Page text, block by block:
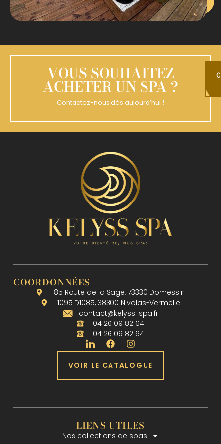
VOUS SOUHAITEZ
ACHETER UN SPA ?
Contactez-nous dès aujourd’hui !
LIENS UTILES
Nos collections de spas
COORDONNÉES
185 Route de la Sage, 73330 Domessin
1095 D1085, 38300 Nivolas-Vermelle
contact@kelyss-spa.fr
04 26 09 82 64
04 26 09 82 64
VOIR LE CATALOGUE